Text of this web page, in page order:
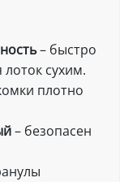
– быстро
сухим.
плотно
– безопасен